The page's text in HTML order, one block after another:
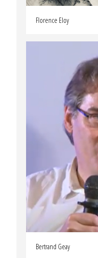
Florence Eloy
Bertrand Geay